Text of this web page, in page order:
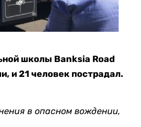
школы Banksia Road
и 21 человек пострадал.
в опасном вождении,